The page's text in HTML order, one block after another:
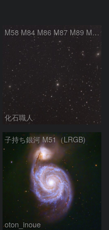
M58 M84 M86 M87 M89 M90 マルカリアンの銀河鎖 おとめ座 かみのけ座
化石職人
子持ち銀河 M51（LRGB)
oton_inoue